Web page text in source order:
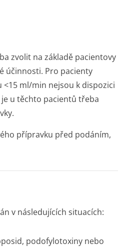
zvolit na základě pacientovy
účinnosti. Pro pacienty
<15 ml/min nejsou k dispozici
u těchto pacientů třeba
přípravku před podáním,
v následujících situacích:
podofylotoxiny nebo